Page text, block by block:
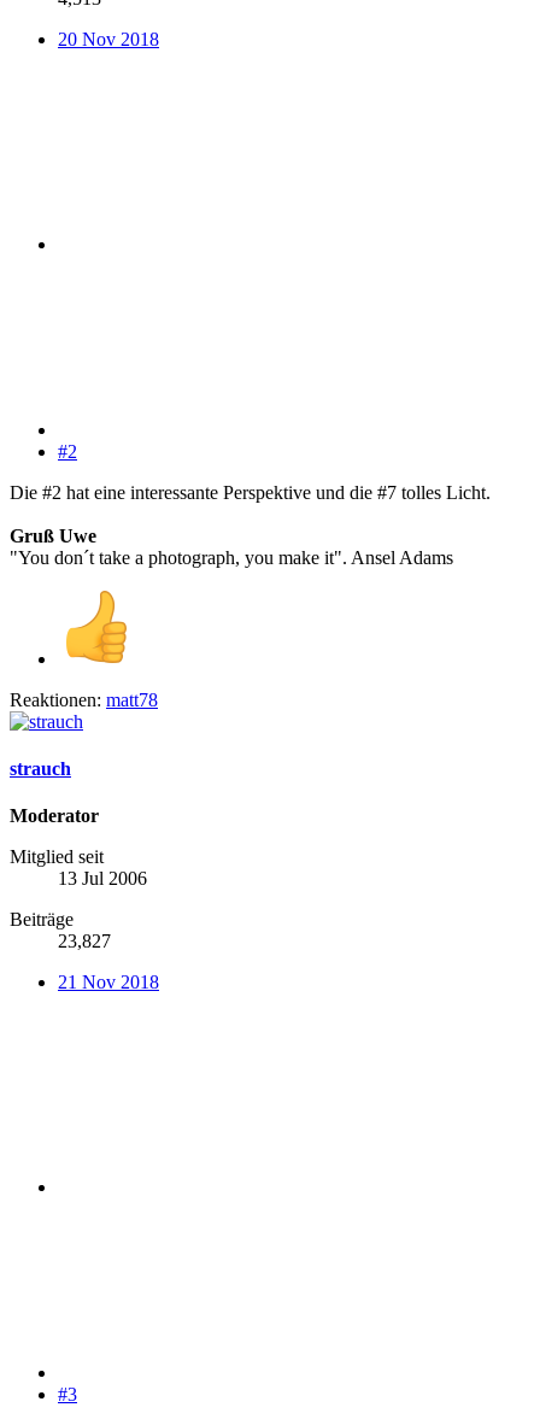
20 Nov 2018
#2
Die #2 hat eine interessante Perspektive und die #7 tolles Licht.
Gruß Uwe
"You don´t take a photograph, you make it". Ansel Adams
Reaktionen: matt78
strauch
Moderator
Mitglied seit
13 Jul 2006
Beiträge
23,827
21 Nov 2018
#3